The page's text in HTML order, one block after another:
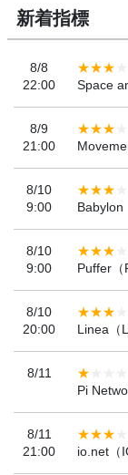
新着指標
8/8
22:00
Space
8/9
21:00
8/10
9:00
Babylon
8/10
9:00
Puffer（
8/10
20:00
Linea（
8/11
Pi
8/11
21:00
io.net（